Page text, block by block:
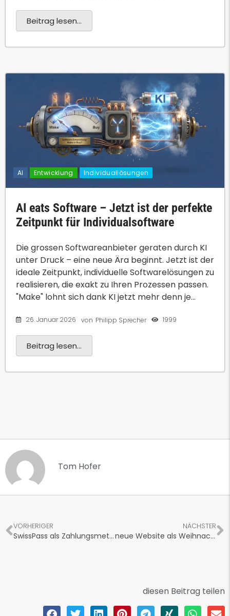
Beitrag lesen...
AI Entwicklung Individuallösungen
AI eats Software – Jetzt ist der perfekte
Zeitpunkt für Individualsoftware
26. Januar 2026 von Philipp Sprecher 1999
Die grossen Softwareanbieter geraten durch KI
unter Druck – eine neue Ära beginnt. Jetzt ist der
ideale Zeitpunkt, individuelle Softwarelösungen zu
realisieren, die exakt zu Ihren Prozessen passen.
"Make" lohnt sich dank KI jetzt mehr denn je...
Beitrag lesen...
Tom Hofer
VORHERIGER
SwissPass als Zahlungsmethode im Webshop anbieten
NÄCHSTER
neue Website als Weihnachtsgeschenk
diesen Beitrag teilen